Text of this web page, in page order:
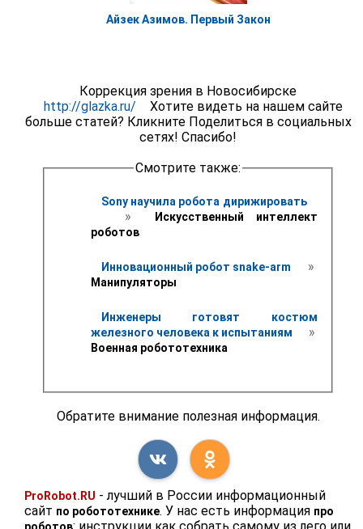
Айзек Азимов. Первый Закон
Коррекция зрения в Новосибирске
http://glazka.ru/
Хотите видеть на нашем сайте
больше статей? Кликните Поделиться в социальных
сетях! Спасибо!
Смотрите также:
Sony научила робота дирижировать
»
Искусственный интеллект
роботов
Инновационный робот snake-arm »
Манипуляторы
Инженеры готовят костюм
железного человека к испытаниям
»
Военная робототехника
Обратите внимание полезная информация.
ProRobot.RU - лучший в России информационный
сайт по робототехнике. У нас есть информация про